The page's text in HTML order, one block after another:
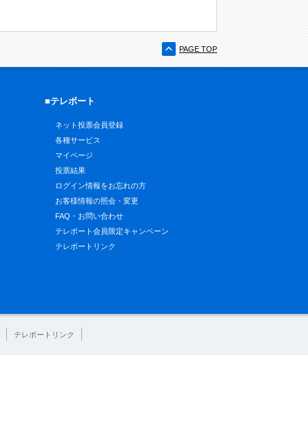
PAGE TOP
■テレボート
ネット投票会員登録
各種サービス
マイページ
投票結果
ログイン情報をお忘れの方
お客様情報の照会・変更
FAQ・お問い合わせ
テレボート会員限定キャンペーン
テレボートリンク
テレボートリンク